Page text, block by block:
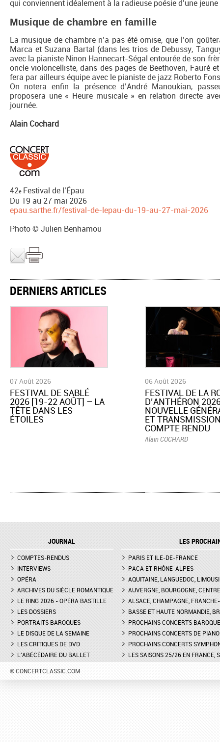
qui conviennent idéalement à la radieuse poésie d’une
Musique de chambre en famille
La musique de chambre n’a pas été omise, que l’on
Marca et Suzana Bartal (dans les trios de Debussy,
avec la pianiste Ninon Hannecart-Ségal entourée de son
oncle violoncelliste, dans des pages de Beethoven, Fauré
fera par ailleurs équipe avec le pianiste de jazz Roberto
On notera enfin la présence d’André Manoukian,
proposera une « Heure musicale » en relation directe
journée.
Alain Cochard
42e Festival de l’Épau
Du 19 au 27 mai 2026
epau.sarthe.fr/festival-de-lepau-du-19-au-27-mai-2026
Photo © Julien Benhamou
DERNIERS ARTICLES
07 Août 2026
​FESTIVAL DE SABLÉ
2026 [19-22 AOÛT] – LA
TÊTE DANS LES
ÉTOILES
06 Août 2026
​FESTIVAL DE LA
D’ANTHÉRON
NOUVELLE
ET
COMPTE RENDU
Alain COCHARD
JOURNAL
COMPTES-RENDUS
INTERVIEWS
OPÉRA
ARCHIVES DU SIÈCLE ROMANTIQUE
LE RING 2026 - OPÉRA BASTILLE
LES DOSSIERS
PORTRAITS BAROQUES
LE DISQUE DE LA SEMAINE
LES CRITIQUES DE DVD
L'ABÉCÉDAIRE DU BALLET
LES
PARIS ET ILE-DE-FRANCE
PACA ET RHÔNE-ALPES
AQUITAINE, LANGUEDOC,
AUVERGNE, BOURGOGNE, CENTRE
ALSACE, CHAMPAGNE,
BASSE ET HAUTE NORMANDIE,
PROCHAINS CONCERTS
PROCHAINS CONCERTS DE PIANO
PROCHAINS CONCERTS
LES SAISONS 25/26 EN FRANCE,
© CONCERTCLASSIC.COM